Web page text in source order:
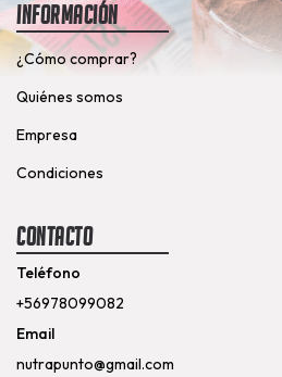
Información
¿Cómo comprar?
Quiénes somos
Empresa
Condiciones
Contacto
Teléfono
+56978099082
Email
nutrapunto@gmail.com